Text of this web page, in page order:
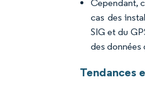
Cependant,
cas des
SIG et du
des données
Tendances